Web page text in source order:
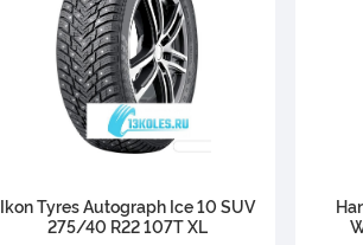
Ikon Tyres Autograph Ice 10 SUV
275/40 R22 107T XL